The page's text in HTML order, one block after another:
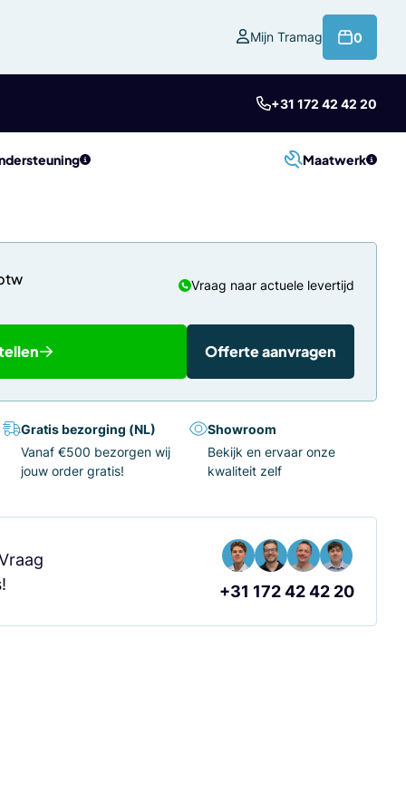
Mijn Tramag 0
+31 172 42 42 20
Maatwerk
Vraag naar actuele levertijd
Offerte aanvragen
Gratis bezorging (NL)
Vanaf €500 bezorgen wij
jouw order gratis!
Showroom
Bekijk en ervaar onze
kwaliteit zelf
+31 172 42 42 20